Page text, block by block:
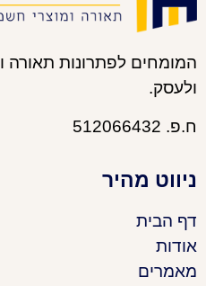
המומחים לפתרונות
ולעסק.
ח.פ. 512066432
ניווט מהיר
דף הבית
אודות
מאמרים